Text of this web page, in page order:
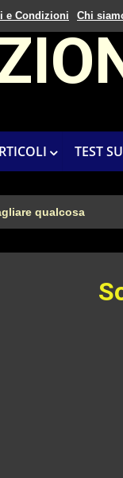
e Condizioni Chi
TEST
qualcosa